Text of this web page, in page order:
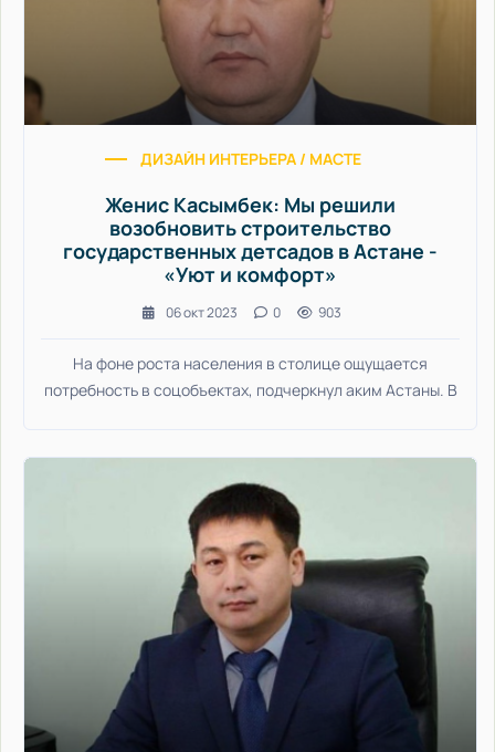
ДИЗАЙН ИНТЕРЬЕРА / МАСТЕР-КЛАССЫ /
Женис Касымбек: Мы решили
возобновить строительство
государственных детсадов в Астане -
«Уют и комфорт»
06 окт 2023 0 903
На фоне роста населения в столице ощущается
потребность в соцобъектах, подчеркнул аким Астаны. В